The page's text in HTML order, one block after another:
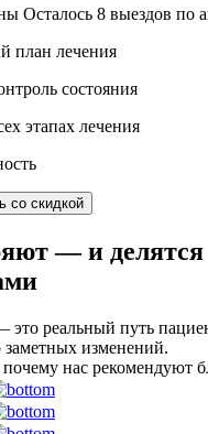
Осталось 8 выездов по
план лечения
состояния
этапах лечения
со скидкой
— и делятся
реальный путь
заметных изменений.
нас рекомендуют